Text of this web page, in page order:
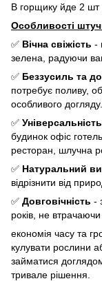
В горщику йде 2 шт
Особливості
✅ Вічна свіжість -
зелена, радуючи
✅ Беззусиль та
потребує поливу,
особливого догляду.
✅ Універсальність
будинок офіс
ресторан, шлучна
✅ Натуральний
відрізнити від
✅ Довговічність -
років, не
економія часу та
кулувати рослини
займатися
тривале рішення.